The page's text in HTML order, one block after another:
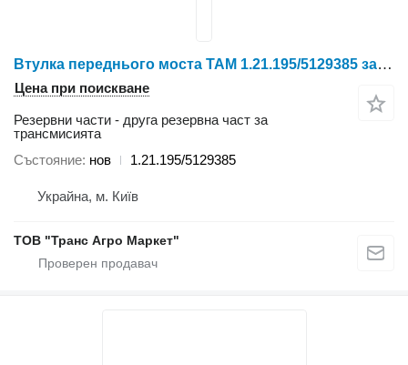
Втулка переднього моста TAM 1.21.195/5129385 за колесен трактор YTO X804/X904/LX954/NLX1024/NLX1054/X1204/NLX1304/NLX1404
Цена при поискване
Резервни части - друга резервна част за
трансмисията
Състояние нов 1.21.195/5129385
Украйна, м. Київ
ТОВ "Транс Агро Маркет"